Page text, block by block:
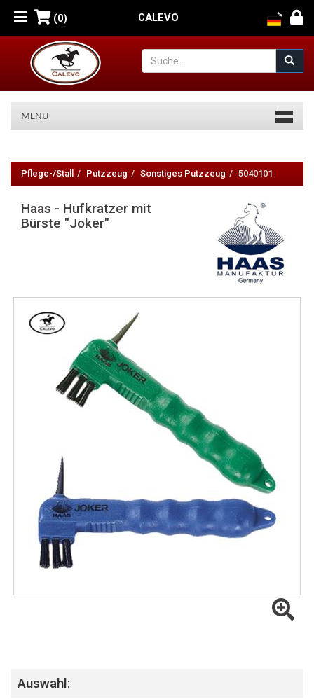
(0) CALEVO
MENU
Hufkratzer
mit
Pflege-/Stall Putzzeug Sonstiges Putzzeug 5040101
Haas - Hufkratzer mit
Bürste "Joker"
Auswahl: